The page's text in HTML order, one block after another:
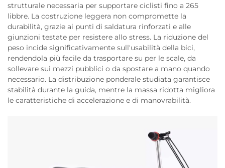
strutturale necessaria per supportare ciclisti fino a 265
libbre. La costruzione leggera non compromette la
durabilità, grazie ai punti di saldatura rinforzati e alle
giunzioni testate per resistere allo stress. La riduzione del
peso incide significativamente sull'usabilità della bici,
rendendola più facile da trasportare su per le scale, da
sollevare sui mezzi pubblici o da spostare a mano quando
necessario. La distribuzione ponderale studiata garantisce
stabilità durante la guida, mentre la massa ridotta migliora
le caratteristiche di accelerazione e di manovrabilità.